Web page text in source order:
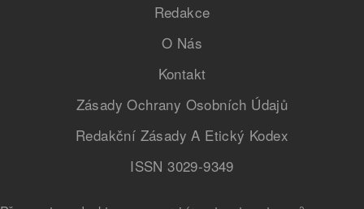
Redakce
O Nás
Kontakt
Zásady Ochrany Osobních Údajů
Redakční Zásady A Etický Kodex
ISSN 3029-9349